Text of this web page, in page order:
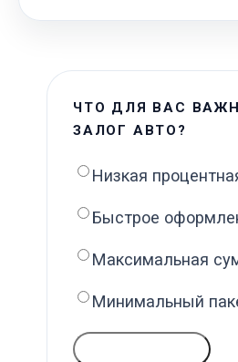
ЧТО ДЛЯ ВАС
ЗАЛОГ АВТО?
Низкая
Быстрое
Максимальная
Минимальный